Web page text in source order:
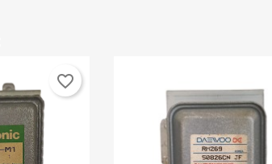
favorite_border